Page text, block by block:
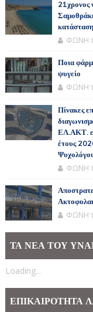
21χρονος
ΦΩΝΗ
Ποια
ψυγείο
ΦΩΝΗ
Πίνακες
ΕΛ.ΑΚΤ.
έτους
ΦΩΝΗ
ΦΩΝΗ
ΤΑ ΝΕΑ ΤΟΥ
Loading...
ΕΠΙΚΑΙΡΟΤΗΤΑ